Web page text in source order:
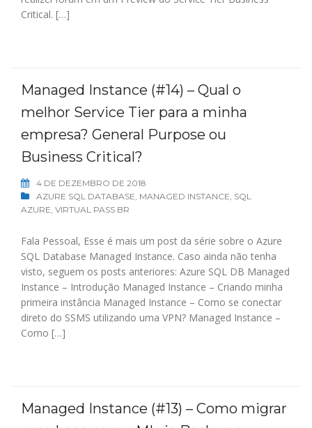
Critical. […]
Managed Instance (#14) – Qual o
melhor Service Tier para a minha
empresa? General Purpose ou
Business Critical?
4 DE DEZEMBRO DE 2018
AZURE SQL DATABASE, MANAGED INSTANCE, SQL
AZURE, VIRTUAL PASS BR
Fala Pessoal, Esse é mais um post da série sobre o Azure
SQL Database Managed Instance. Caso ainda não tenha
visto, seguem os posts anteriores: Azure SQL DB Managed
Instance – Introdução Managed Instance – Criando minha
primeira instância Managed Instance – Como se conectar
direto do SSMS utilizando uma VPN? Managed Instance –
Como […]
Managed Instance (#13) – Como migrar